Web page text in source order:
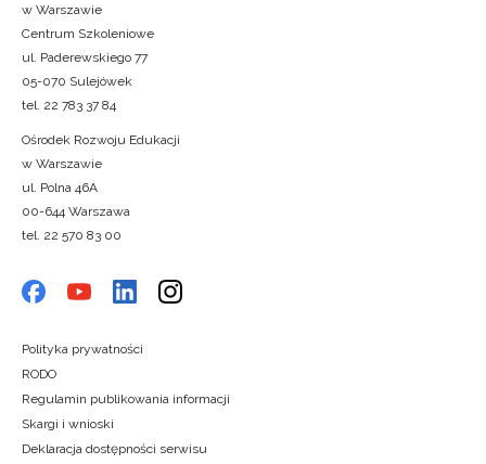
w Warszawie
Centrum Szkoleniowe
ul. Paderewskiego 77
05-070 Sulejówek
tel. 22 783 37 84
Ośrodek Rozwoju Edukacji
w Warszawie
ul. Polna 46A
00-644 Warszawa
tel. 22 570 83 00
Polityka prywatności
RODO
Regulamin publikowania informacji
Skargi i wnioski
Deklaracja dostępności serwisu